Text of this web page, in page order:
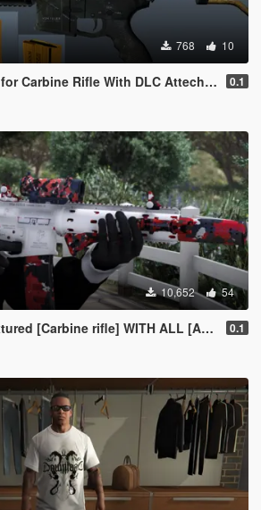
768 10
Carbine Rifle With DLC Attechments 0.1
10,652 54
[Carbine rifle] WITH ALL [Attachments] 0.1